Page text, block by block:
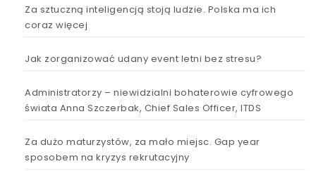
Za sztuczną inteligencją stoją ludzie. Polska ma ich
coraz więcej
Jak zorganizować udany event letni bez stresu?
Administratorzy – niewidzialni bohaterowie cyfrowego
świata Anna Szczerbak, Chief Sales Officer, ITDS
Za dużo maturzystów, za mało miejsc. Gap year
sposobem na kryzys rekrutacyjny